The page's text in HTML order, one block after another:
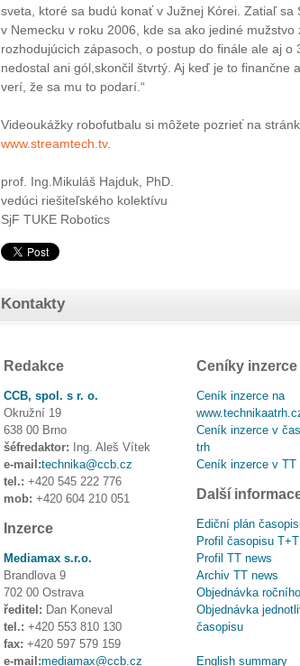
sveta, ktoré sa budú konať v Južnej Kórei. Zatiaľ
v Nemecku v roku 2006, kde sa ako jediné
rozhodujúcich zápasoch, o postup do finále ale aj o
nedostal ani gól,skončil štvrtý. Aj keď je to
verí, že sa mu to podarí.“
Videoukážky robofutbalu si môžete pozrieť na
www.streamtech.tv.
prof. Ing.Mikuláš Hajduk, PhD.
vedúci riešiteľského kolektívu
SjF TUKE Robotics
Kontakty
Redakce
CCB, spol. s r. o.
Okružní 19
638 00 Brno
šéfredaktor: Ing. Aleš Vítek
e-mail:technika@ccb.cz
tel.: +420 545 222 776
mob: +420 604 210 051
Inzerce
Mediamax s.r.o.
Brandlova 9
702 00 Ostrava
ředitel: Dan Koneval
tel.: +420 553 810 130
fax: +420 597 579 159
e-mail:mediamax@ccb.cz
Ceníky inzerce
Ceník inzerce na
Ceník inzerce v
trh
Ceník inzerce v TT
Další
Ediční plán
Profil časopisu
Profil TT news
Archiv TT news
Objednávka
Objednávka
časopisu
English summary